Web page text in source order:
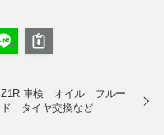
Z1R 車検 オイル フルー
ド タイヤ交換など